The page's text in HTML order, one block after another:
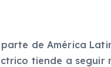
de América
tiende a seguir